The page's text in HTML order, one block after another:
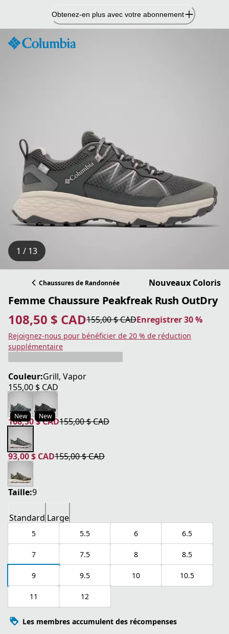
contenu
Obtenez-en plus avec votre abonnement
1 / 13
Chaussures de Randonnée Nouveaux Coloris
Femme Chaussure Peakfreak Rush OutDry
108,50 $ CAD
prix actuel 108,50 $ CAD155,00 $ CAD
prix original 155,00 $ CAD Enregistrer 30 %
Enregistrer 30 %
Rejoignez-nous pour bénéficier de 20 % de réduction
supplémentaire
Couleur:Grill, Vapor
155,00 $ CAD
prix actuel 155,00 $ CAD
New New
108,50 $ CAD
prix actuel 108,50 $ CAD
155,00 $ CAD
prix original 155,00 $ CAD
93,00 $ CAD
prix actuel 93,00 $ CAD
155,00 $ CAD
prix original 155,00 $ CAD
Taille:9
Standard Large
5 5.5 6 6.5
7 7.5 8 8.5
9 9.5 10 10.5
11 12
Les membres accumulent des récompenses